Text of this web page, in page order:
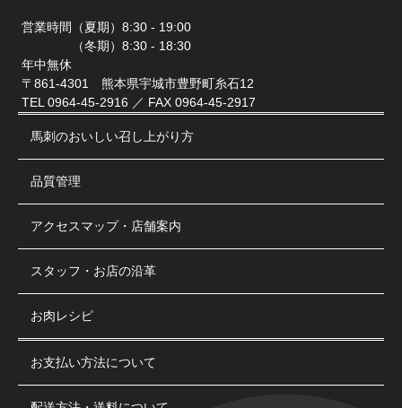
営業時間（夏期）8:30 - 19:00
（冬期）8:30 - 18:30
年中無休
〒861-4301 熊本県宇城市豊野町糸石12
TEL 0964-45-2916 ／ FAX 0964-45-2917
馬刺のおいしい召し上がり方
品質管理
アクセスマップ・店舗案内
スタッフ・お店の沿革
お肉レシピ
お支払い方法について